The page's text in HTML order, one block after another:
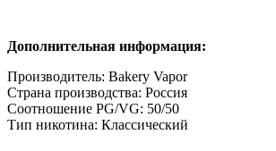
Дополнительная информация:
Производитель: Bakery Vapor
Страна производства: Россия
Соотношение PG/VG: 50/50
Тип никотина: Классический